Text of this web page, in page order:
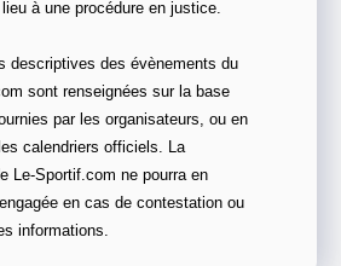
à une procédure en justice.
descriptives des évènements du
sont renseignées sur la base
par les organisateurs, ou en
calendriers officiels. La
Le-Sportif.com ne pourra en
en cas de contestation ou
informations.